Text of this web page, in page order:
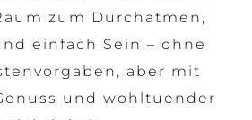
zum Durchatmen,
einfach Sein – ohne
aber mit
und wohltuender